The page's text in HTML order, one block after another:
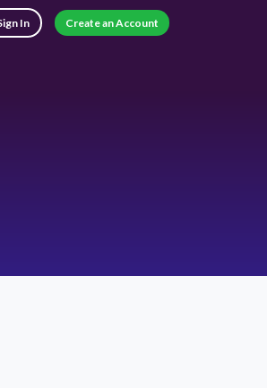
In Create an Account